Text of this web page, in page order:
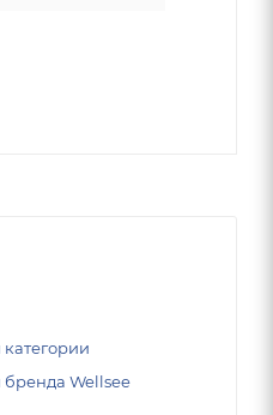
бренда Wellsee